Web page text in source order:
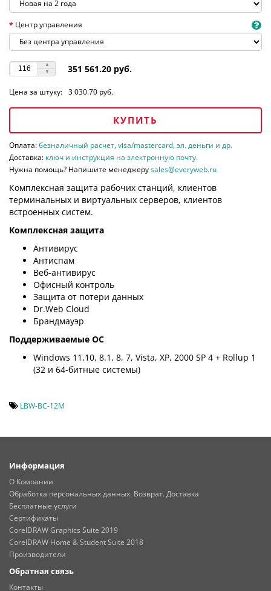
Центр управления
351 561.20 руб.
Цена за штуку: 3 030.70 руб.
КУПИТЬ
Оплата:безналичный расчет, visa/mastercard, эл. деньги и др.
Доставка: ключ и инструкция на электронную почту.
Нужна помощь? Напишите менеджеруsales@everyweb.ru
Комплексная защита рабочих станций, клиентов
терминальных и виртуальных серверов, клиентов
встроенных систем.
Комплексная защита
Антивирус
Антиспам
Веб-антивирус
Офисный контроль
Защита от потери данных
Dr.Web Cloud
Брандмауэр
Поддерживаемые ОС
Windows 11,10, 8.1, 8, 7, Vista, XP, 2000 SP 4 + Rollup 1
(32 и 64-битные системы)
LBW-BC-12M
Информация
О Компании
Обработка персональных данных. Возврат. Доставка
Бесплатные услуги
Сертификаты
CorelDRAW Graphics Suite 2019
CorelDRAW Home & Student Suite 2018
Производители
Обратная связь
Контакты